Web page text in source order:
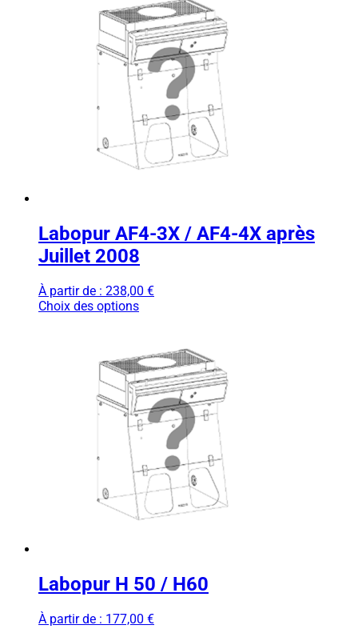
Labopur AF4-3X / AF4-4X après
Juillet 2008
À partir de : 238,00 €
Choix des options
Labopur H 50 / H60
À partir de : 177,00 €